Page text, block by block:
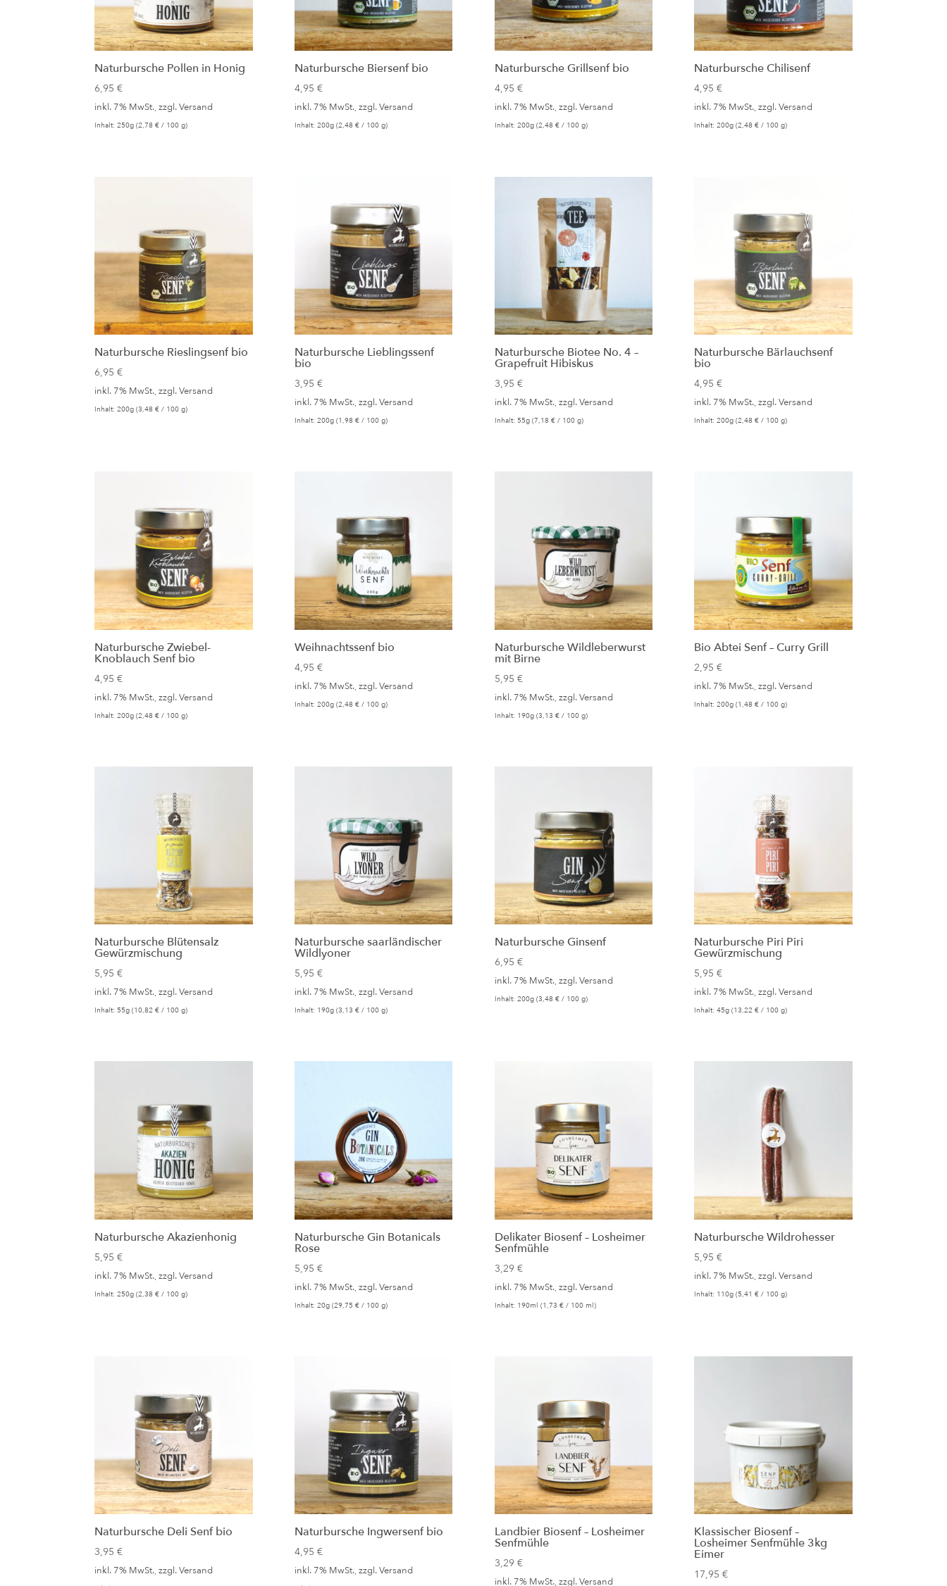
Naturbursche Pollen in Honig
6,95€
inkl. 7% MwSt., zzgl.Versand
Inhalt: 250g (2,78€ / 100 g)
Naturbursche Biersenf bio
4,95 €
inkl. 7% MwSt., zzgl.Versand
Inhalt: 200g (2,48 €/ 100 g)
Naturbursche Grillsenf bio
4,95 €
inkl. 7% MwSt., zzgl.Versand
Inhalt: 200g (2,48 €/ 100 g)
Naturbursche Chilisenf
4,95€
inkl. 7% MwSt., zzgl.Versand
Inhalt: 200g (2,48€ / 100 g)
Naturbursche Rieslingsenf bio
6,95€
inkl. 7% MwSt., zzgl.Versand
Inhalt: 200g (3,48€ / 100 g)
Naturbursche Lieblingssenf
bio
3,95 €
inkl. 7% MwSt., zzgl.Versand
Inhalt: 200g (1,98 €/ 100 g)
Naturbursche Biotee No. 4 –
Grapefruit Hibiskus
3,95 €
inkl. 7% MwSt., zzgl.Versand
Inhalt: 55g (7,18 €/ 100 g)
Naturbursche Bärlauchsenf
bio
4,95€
inkl. 7% MwSt., zzgl.Versand
Inhalt: 200g (2,48€ / 100 g)
Naturbursche Zwiebel-
Knoblauch Senf bio
4,95€
inkl. 7% MwSt., zzgl.Versand
Inhalt: 200g (2,48€ / 100 g)
Weihnachtssenf bio
4,95 €
inkl. 7% MwSt., zzgl.Versand
Inhalt: 200g (2,48 €/ 100 g)
Naturbursche Wildleberwurst
mit Birne
5,95 €
inkl. 7% MwSt., zzgl.Versand
Inhalt: 190g (3,13 €/ 100 g)
Bio Abtei Senf – Curry Grill
2,95€
inkl. 7% MwSt., zzgl.Versand
Inhalt: 200g (1,48€ / 100 g)
Naturbursche Blütensalz
Gewürzmischung
5,95€
inkl. 7% MwSt., zzgl.Versand
Inhalt: 55g (10,82€ / 100 g)
Naturbursche saarländischer
Wildlyoner
5,95 €
inkl. 7% MwSt., zzgl.Versand
Inhalt: 190g (3,13 €/ 100 g)
Naturbursche Ginsenf
6,95 €
inkl. 7% MwSt., zzgl.Versand
Inhalt: 200g (3,48 €/ 100 g)
Naturbursche Piri Piri
Gewürzmischung
5,95€
inkl. 7% MwSt., zzgl.Versand
Inhalt: 45g (13,22€ / 100 g)
Naturbursche Akazienhonig
5,95€
inkl. 7% MwSt., zzgl.Versand
Inhalt: 250g (2,38€ / 100 g)
Naturbursche Gin Botanicals
Rose
5,95 €
inkl. 7% MwSt., zzgl.Versand
Inhalt: 20g (29,75 €/ 100 g)
Delikater Biosenf – Losheimer
Senfmühle
3,29 €
inkl. 7% MwSt., zzgl.Versand
Inhalt: 190ml (1,73 €/ 100 ml)
Naturbursche Wildrohesser
5,95€
inkl. 7% MwSt., zzgl.Versand
Inhalt: 110g (5,41€ / 100 g)
Naturbursche Deli Senf bio
3,95€
inkl. 7% MwSt., zzgl.Versand
Naturbursche Ingwersenf bio
4,95 €
inkl. 7% MwSt., zzgl.Versand
Landbier Biosenf – Losheimer
Senfmühle
3,29 €
inkl. 7% MwSt., zzgl.Versand
Klassischer Biosenf –
Losheimer Senfmühle 3kg
Eimer
17,95€